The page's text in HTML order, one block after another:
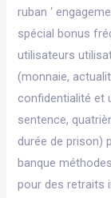
ruban ‘
spécial bonus
utilisateurs
(monnaie,
confidentialité et
sentence,
durée de prison)
banque
pour des retraits